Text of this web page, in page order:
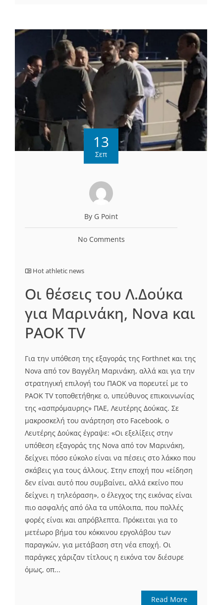
13
Σεπ
By G Point
No Comments
Hot athletic news
Οι θέσεις του Λ.Δούκα
για Μαρινάκη, Nova και
PAOK TV
Για την υπόθεση της εξαγοράς της Forthnet και της
Nova από τον Βαγγέλη Μαρινάκη, αλλά και για την
στρατηγική επιλογή του ΠΑΟΚ να πορευτεί με το
PAOK TV τοποθετήθηκε ο, υπεύθυνος επικοινωνίας
της «ασπρόμαυρης» ΠΑΕ, Λευτέρης Δούκας. Σε
μακροσκελή του ανάρτηση στο Facebook, ο
Λευτέρης Δούκας έγραψε: «Οι εξελίξεις στην
υπόθεση εξαγοράς της Nova από τον Μαρινάκη,
δείχνει πόσο εύκολο είναι να πέσεις στο λάκκο που
σκάβεις για τους άλλους. Στην εποχή που «είδηση
δεν είναι αυτό που συμβαίνει, αλλά εκείνο που
δείχνει η τηλεόραση», ο έλεγχος της εικόνας είναι
πιο ασφαλής από όλα τα υπόλοιπα, που πολλές
φορές είναι και απρόβλεπτα. Πρόκειται για το
μετέωρο βήμα του κόκκινου εργολάβου των
παραγκών, για μετάβαση στη νέα εποχή. Οι
παράγκες χάριζαν τίτλους η εικόνα τον διέσυρε
όμως, οπ...
Read More